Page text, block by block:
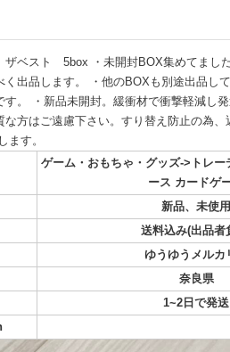
送料・お届け
ザベスト 5box ・未開封BOX集め
べく出品します。 ・他のBOXも別
です。 ・新品未開封。緩衝材で衝
質な方はご遠慮下さい。すり替え防
します。
ゲーム・おもちゃ・グッズ
ース カ
新品